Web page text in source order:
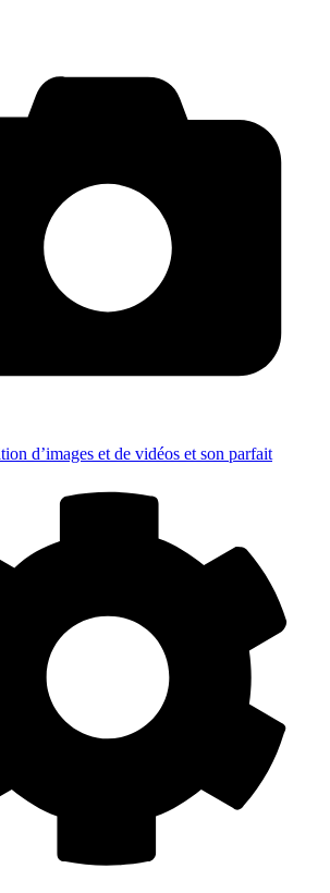
d’images et de vidéos et son parfait